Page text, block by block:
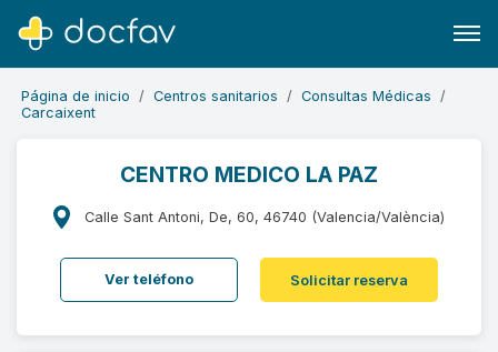
Página de inicio Centros sanitarios
Consultas Médicas
Carcaixent
CENTRO MEDICO LA PAZ
Calle Sant Antoni, De, 60, 46740 (Valencia/València)
Ver teléfono Solicitar reserva